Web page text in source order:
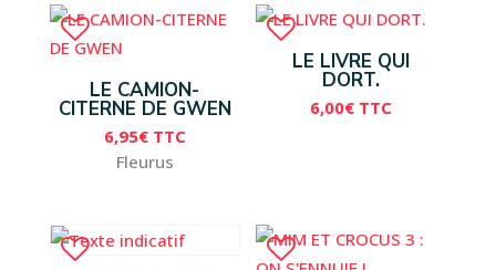
LE CAMION-
CITERNE DE GWEN
6,95€ TTC
Fleurus
LE LIVRE QUI
DORT.
6,00€ TTC